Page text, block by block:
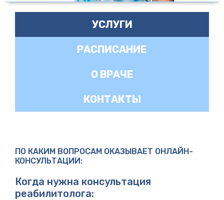
УСЛУГИ
РАСПИСАНИЕ
О ВРАЧЕ
КОНТАКТЫ
ПО КАКИМ ВОПРОСАМ ОКАЗЫВАЕТ ОНЛАЙН-
КОНСУЛЬТАЦИИ:
Когда нужна консультация
реабилитолога: